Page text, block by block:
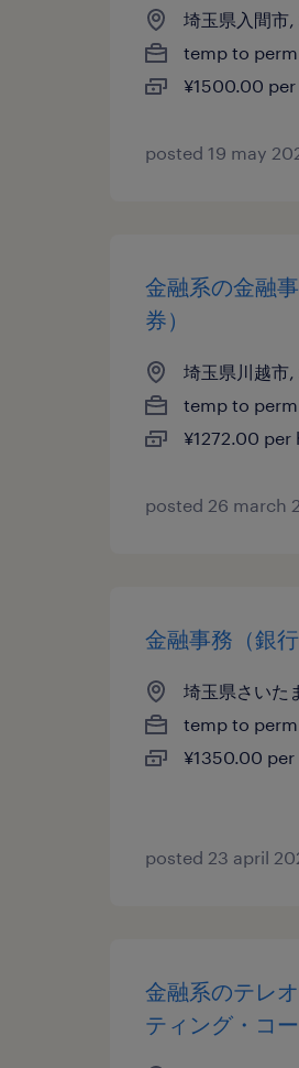
埼玉県入間市,
temp to perm
¥1500.00
posted 19 may
金融系の金融
券）
埼玉県川越市,
temp to perm
¥1272.00 per
posted 26 march
金融事務（銀行
埼玉県さいた
temp to perm
¥1350.00
posted 23 april
金融系のテレ
ティング・コ